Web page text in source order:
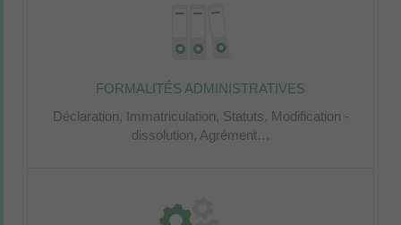
FORMALITÉS ADMINISTRATIVES
Déclaration, Immatriculation, Statuts, Modification -
dissolution, Agrément…